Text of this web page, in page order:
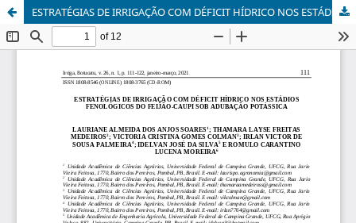
ESTRATÉGIAS DE IRRIGAÇÃO COM DÉFICIT HÍDRICO NOS ESTÁDIOS FENOLÓGICOS DO FEIJÃO-CAUPI SOB ADUBAÇÃO POTÁSSICA